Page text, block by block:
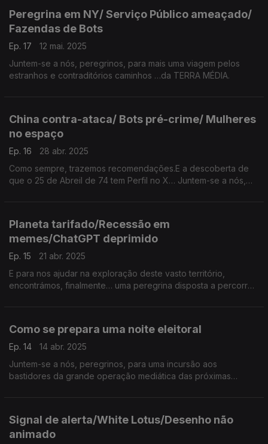
Peregrina em NY/ Serviço Público ameaçado/
Fazendas de Bots
Ep. 17
12 mai. 2025
Juntem-se a nós, peregrinos, para mais uma viagem pelos
estranhos e contraditórios caminhos …da TERRA MÉDIA.
China contra-ataca/ Bots pré-crime/ Mulheres
no espaço
Ep. 16
28 abr. 2025
Como sempre, trazemos recomendações.E a descoberta de
que o 25 de Abreil de 74 tem Perfil no X… Juntem-se a nós,
Planeta tarifado/Recessão em
memes/ChatGPT deprimido
Ep. 15
21 abr. 2025
E para nos ajudar na exploração deste vasto território,
encontrámos, finalmente… uma peregrina disposta a percorrer
Como se prepara uma noite eleitoral
Ep. 14
14 abr. 2025
Juntem-se a nós, peregrinos, para uma incursão aos
bastidores da grande operação mediática das próximas
Signal de alerta/White Lotus/Desenho não
animado